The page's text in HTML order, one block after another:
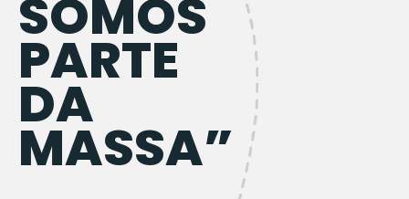
SOMOS
PARTE
DA
MASSA”